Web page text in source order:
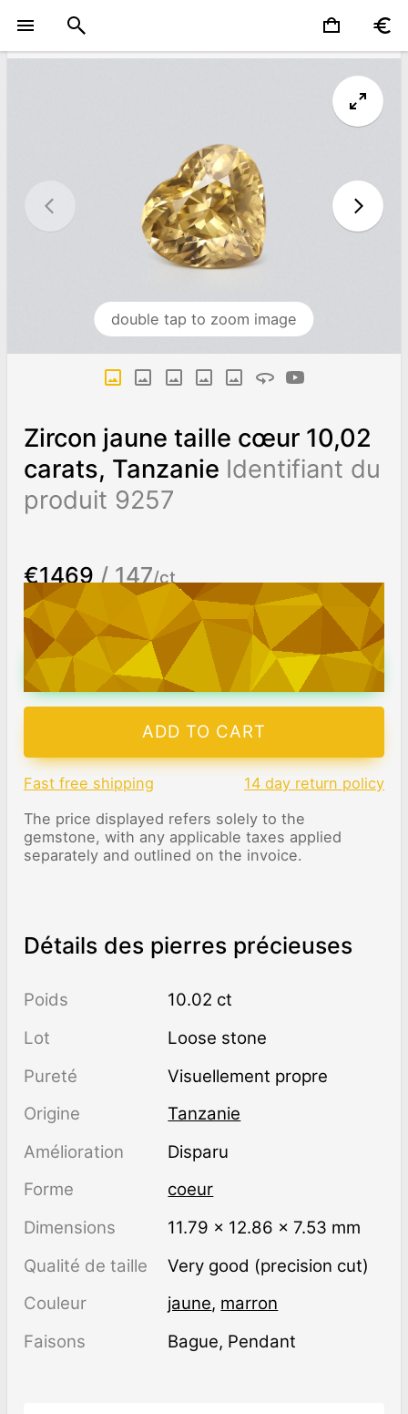
double tap to zoom image
Zircon jaune taille cœur 10,02
carats, Tanzanie Identifiant du
produit 9257
€1469 / 147/ct
Worldwide shipping
Chat on WhatsApp
ADD TO CART
Fast free shipping
14 day return policy
The price displayed refers solely to the
gemstone, with any applicable taxes applied
separately and outlined on the invoice.
Détails des pierres précieuses
Poids
10.02 ct
Lot
Loose stone
Pureté
visuellement propre
Origine
Tanzanie
Amélioration
disparu
Forme
coeur
Dimensions
11.79 × 12.86 × 7.53 mm
Qualité de taille
Very good (precision cut)
Couleur
jaune, marron
Faisons
Bague, Pendant